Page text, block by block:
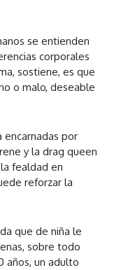
se entienden
corporales
sostiene, es que
o malo, deseable
encarnadas por
y la drag queen
fealdad en
reforzar la
que de niña le
sobre todo
años, un adulto